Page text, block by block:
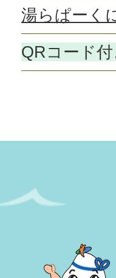
湯らぱーく
QRコード